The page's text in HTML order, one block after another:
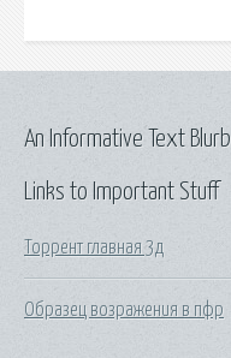
Links to Important Stuff
Торрент главная 3д
Образец возражения в пфр
An Informative Text Blurb